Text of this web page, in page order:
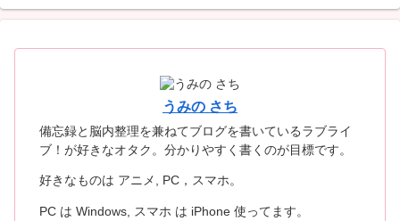
うみの さち
備忘録と脳内整理を兼ねてブログを書いているラブライ
ブ！が好きなオタク。分かりやすく書くのが目標です。
好きなものは アニメ, PC，スマホ。
PC は Windows, スマホ は iPhone 使ってます。